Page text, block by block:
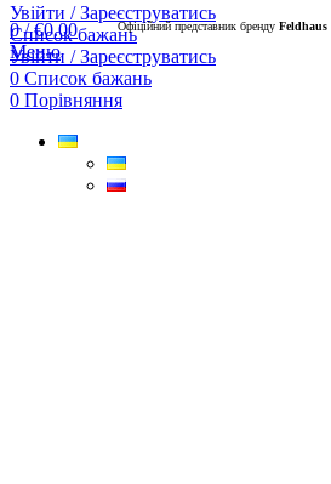
Увійти / Зареєструватись
Список бажань
Увійти / Зареєструватись
0 Список бажань
0 Порівняння
0/ €0.00
Меню
Офіційний представник бренду